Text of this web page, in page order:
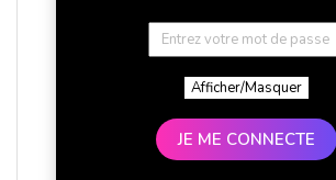
Afficher/Masquer
JE ME CONNECTE